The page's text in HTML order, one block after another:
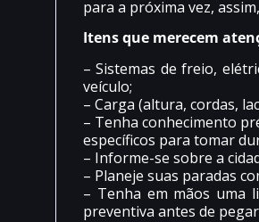
para a próxima vez,
Itens que merecem
– Sistemas de freio,
veículo;
– Carga (altura, cordas,
– Tenha conhecimento
específicos para tomar
– Informe-se sobre a
– Planeje suas paradas
– Tenha em mãos uma
preventiva antes de